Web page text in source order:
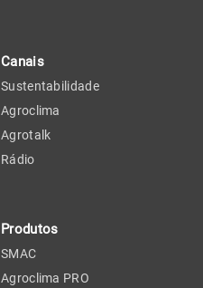
Canais
Sustentabilidade
Agroclima
Agrotalk
Rádio
Produtos
SMAC
Agroclima PRO